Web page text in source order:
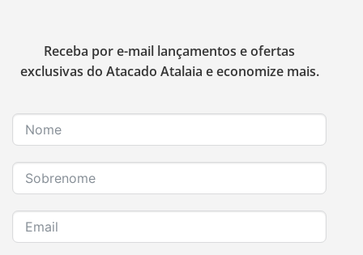
Receba por e-mail lançamentos e ofertas
exclusivas do Atacado Atalaia e economize mais.